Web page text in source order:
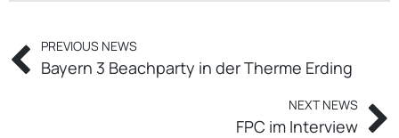
PREVIOUS NEWS
Bayern 3 Beachparty in der Therme Erding
NEXT NEWS
FPC im Interview